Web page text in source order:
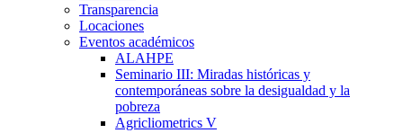
Transparencia
Locaciones
Eventos académicos
ALAHPE
Seminario III: Miradas históricas y
contemporáneas sobre la desigualdad y la
pobreza
Agricliometrics V